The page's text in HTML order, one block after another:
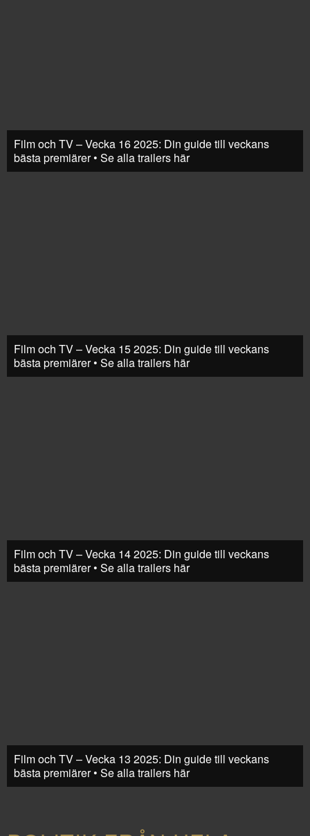
Film och TV – Vecka 16 2025: Din guide till veckans
bästa premiärer • Se alla trailers här
Film och TV – Vecka 15 2025: Din guide till veckans
bästa premiärer • Se alla trailers här
Film och TV – Vecka 14 2025: Din guide till veckans
bästa premiärer • Se alla trailers här
Film och TV – Vecka 13 2025: Din guide till veckans
bästa premiärer • Se alla trailers här